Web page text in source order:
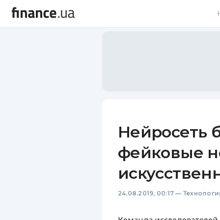
Нейросеть
фейковые
24.08.2019, 00:17 —